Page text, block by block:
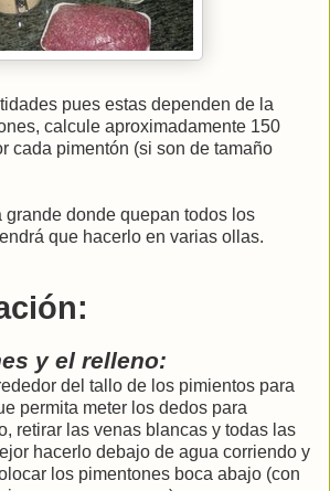
pues estas dependen de la
calcule aproximadamente 150
cada pimentón (si son de tamaño
grande donde quepan todos los
que hacerlo en varias ollas.
y el relleno:
del tallo de los pimientos para
permita meter los dedos para
retirar las venas blancas y todas las
hacerlo debajo de agua corriendo y
los pimentones boca abajo (con